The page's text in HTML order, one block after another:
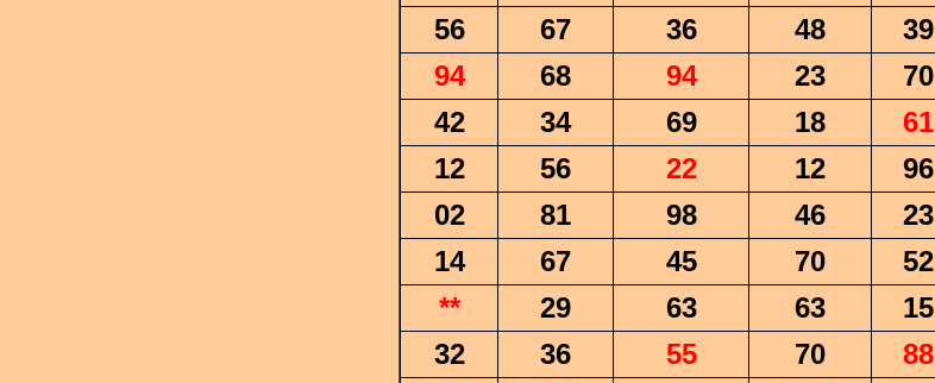
56
67 36 48 39
94
68 94 23 70
42
34 69 18 61
12
56 22 12 96
02
81 98 46 23
14
67 45 70 52
**
29 63 63 15
32
36 55 70 88